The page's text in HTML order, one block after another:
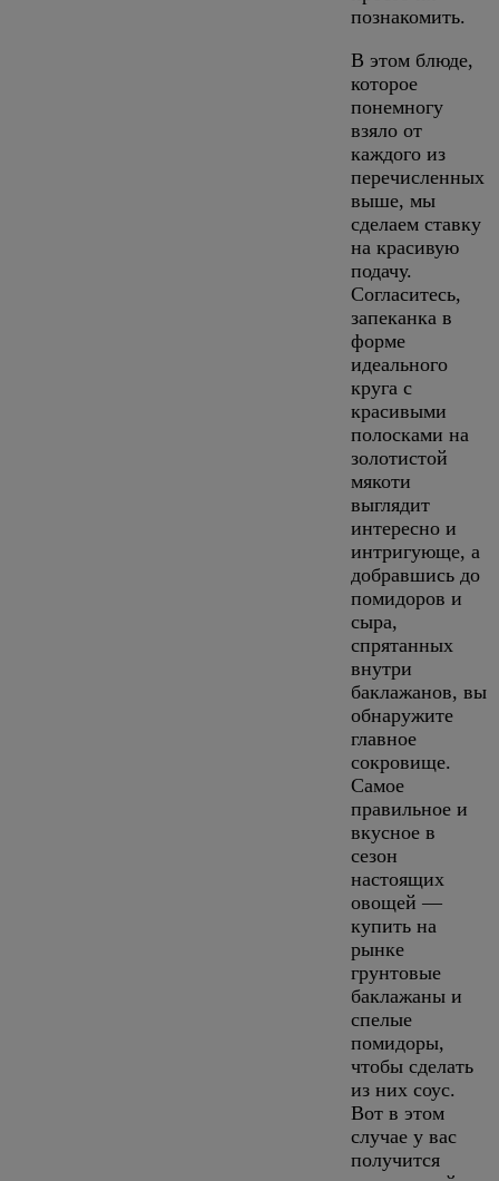
познакомить.
В этом блюде,
которое
понемногу
взяло от
каждого из
перечисленных
выше, мы
сделаем ставку
на красивую
подачу.
Согласитесь,
запеканка в
форме
идеального
круга с
красивыми
полосками на
золотистой
мякоти
выглядит
интересно и
интригующе, а
добравшись до
помидоров и
сыра,
спрятанных
внутри
баклажанов, вы
обнаружите
главное
сокровище.
Самое
правильное и
вкусное в
сезон
настоящих
овощей —
купить на
рынке
грунтовые
баклажаны и
спелые
помидоры,
чтобы сделать
из них соус.
Вот в этом
случае у вас
получится